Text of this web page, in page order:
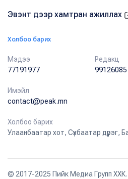
Эвэнт дээр хамтран ажиллах
Холбоо барих
Мэдээ
77191977
Редакц
99126085
Имэйл
contact@peak.mn
Холбоо барих
Улаанбаатар хот, Сүхбаатар дүүрэг,
© 2017-2025 Пийк Медиа Групп ХХК.